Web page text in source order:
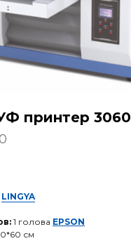
принтер 3060
LINGYA
1 голова EPSON
см